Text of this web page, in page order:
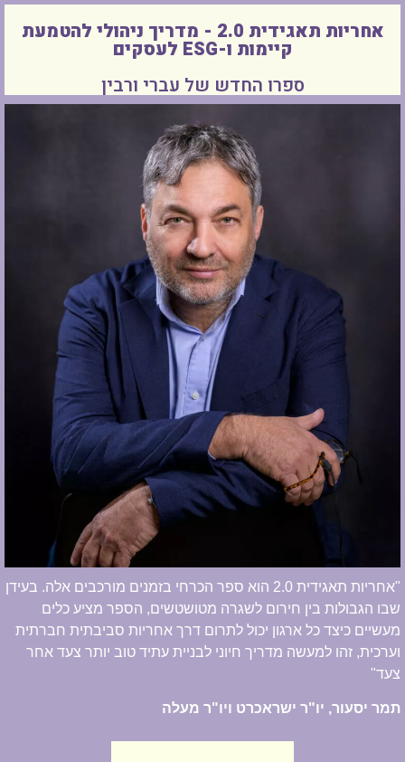
אחריות תאגידית 2.0 - מדריך ניהולי להטמעת
קיימות ו-ESG לעסקים
ספרו החדש של עברי ורבין
"אחריות תאגידית 2.0 הוא ספר הכרחי בזמנים מורכבים אלה. בעידן
שבו הגבולות בין חירום לשגרה מטושטשים, הספר מציע כלים
מעשיים כיצד כל ארגון יכול לתרום דרך אחריות סביבתית חברתית
וערכית, זהו למעשה מדריך חיוני לבניית עתיד טוב יותר צעד אחר
צעד"
תמר יסעור, יו"ר ישראכרט ויו"ר מעלה